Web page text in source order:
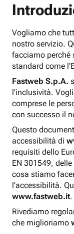
Vogliamo che
nostro servizio.
facciamo perché
standard come
Fastweb S.p.A.
l'inclusività.
comprese le
con successo il
Questo
accessibilità di
requisiti dello
EN 301549,
cosa stiamo
l'accessibilità.
www.fastweb.it.
Rivediamo
che miglioriamo